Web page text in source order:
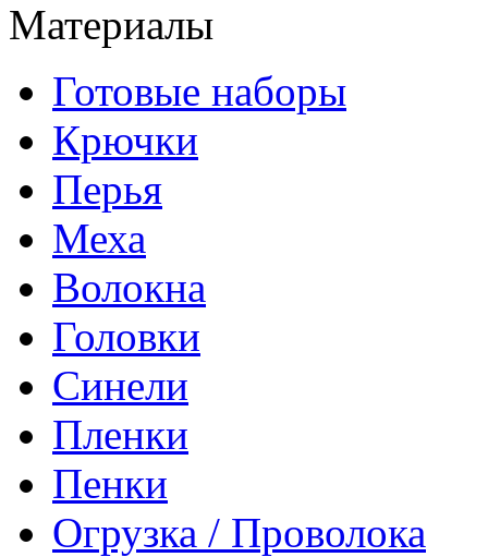
Материалы
Готовые наборы
Крючки
Перья
Меха
Волокна
Головки
Синели
Пленки
Пенки
Огрузка / Проволока